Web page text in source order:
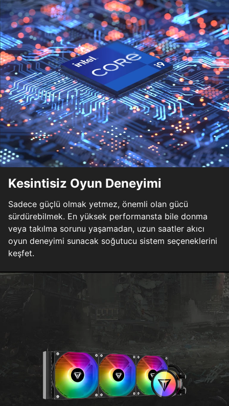
Kesintisiz Oyun Deneyimi
Sadece güçlü olmak yetmez, önemli olan gücü
sürdürebilmek. En yüksek performansta bile donma
veya takılma sorunu yaşamadan, uzun saatler akıcı
oyun deneyimi sunacak soğutucu sistem seçeneklerini
keşfet.